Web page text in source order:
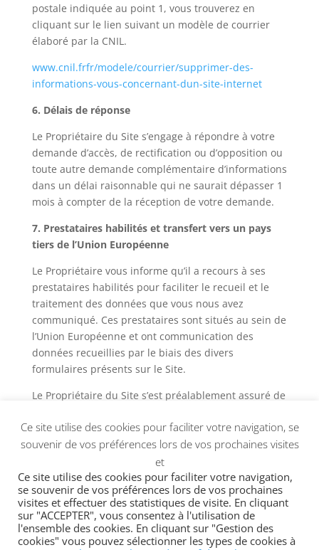
postale indiquée au point 1, vous trouverez en
cliquant sur le lien suivant un modèle de courrier
élaboré par la CNIL.
www.cnil.frfr/modele/courrier/supprimer-des-
informations-vous-concernant-dun-site-internet
6. Délais de réponse
Le Propriétaire du Site s’engage à répondre à votre
demande d’accès, de rectification ou d’opposition ou
toute autre demande complémentaire d’informations
dans un délai raisonnable qui ne saurait dépasser 1
mois à compter de la réception de votre demande.
7. Prestataires habilités et transfert vers un pays
tiers de l’Union Européenne
Le Propriétaire vous informe qu’il a recours à ses
prestataires habilités pour faciliter le recueil et le
traitement des données que vous nous avez
communiqué. Ces prestataires sont situés au sein de
l’Union Européenne et ont communication des
données recueillies par le biais des divers
formulaires présents sur le Site.
Le Propriétaire du Site s’est préalablement assuré de
adéquates et du respect de conditions strictes en
matière de confidentialité, d’usage et de protection
Ce site utilise des cookies pour faciliter votre navigation, se
souvenir de vos préférences lors de vos prochaines visites
et
Ce site utilise des cookies pour faciliter votre navigation,
se souvenir de vos préférences lors de vos prochaines
visites et effectuer des statistiques de visite. En cliquant
sur "ACCEPTER", vous consentez à l'utilisation de
l'ensemble des cookies. En cliquant sur "Gestion des
cookies" vous pouvez sélectionner les types de cookies à